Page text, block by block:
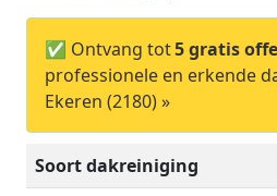
✅ Ontvang tot5 gratis
professionele en erkende
Ekeren (2180) »
Soort dakreiniging